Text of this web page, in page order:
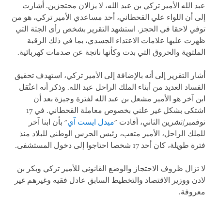
عبد الله الأمير تركي بن ​​عبد الله، لا يزالان محتجزين. أشارت
إلى أن اللواء علي القحطاني، أحد مساعدي الأمير تركي، هو من
توفي لاحقا في الحجز. استشهد التقرير بشخص رأى الجثة التي
ظهرت عليها علامات الاعتداء الجسدي، بما في ذلك الرقبة
الملتوية والحروق التي بدت وكأنها ناتجة عن صدمات كهربائية.
أشار التقرير إلى أنه بالإضافة إلى الأمير تركي، استهدف تحقيق
الفساد العديد من أبناء الملك الراحل عبد الله. وذكر أنه اعتُقل
ابن آخر هو الأمير مشعل بن عبد الله لفترة وجيزة بعد أن
اشتكى بشكل غير علني بخصوص معاملة القحطاني. في 17
نوفمبر/تشرين الثاني، أفادت "ميدل ايست آي" بأن ابنا آخر
للملك الراحل، الأمير متعب، رئيس الحرس الوطني للبلاد منذ
فترة طويلة، كان أحد 17 شخصا احتاجوا إلى دخول المستشفى.
لا تزال ظروف الاحتجاز والوضع القانوني للأمير تركي وبكر بن
لادن ووزير الاقتصاد والتخطيط السابق عادل فقيه وغيرهم غير
معروفة.